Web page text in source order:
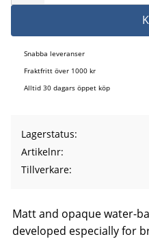
Snabba leveranser
Fraktfritt över 1000 kr
Alltid 30 dagars öppet köp
Lagerstatus
Artikelnr
Tillverkare
Matt and opaque water-
developed especially for